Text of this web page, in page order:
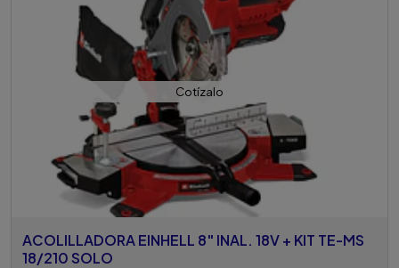
Cotízalo
ACOLILLADORA EINHELL 8" INAL. 18V + KIT TE-MS
18/210 SOLO